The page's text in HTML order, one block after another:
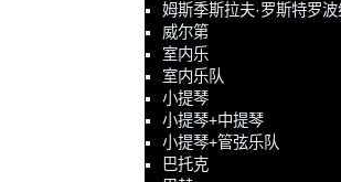
姆斯季斯拉夫·罗斯特罗波
威尔第
室内乐
室内乐队
小提琴
小提琴+中提琴
小提琴+管弦乐队
巴托克